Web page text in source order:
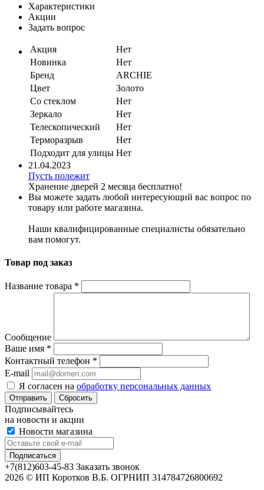
Характеристики
Акции
Задать вопрос
Акция
Нет
Новинка
Нет
Бренд
ARCHIE
Цвет
Золото
Со стеклом
Нет
Зеркало
Нет
Телескопический
Нет
Терморазрыв
Нет
Подходит для улицы Нет
21.04.2023
Пусть полежит
Хранение дверей 2 месяца бесплатно!
Вы можете задать любой интересующий вас вопрос по
товару или работе магазина.
Наши квалифицированные специалисты обязательно
вам помогут.
Товар под заказ
Название товара *
Сообщение
Ваше имя *
Контактный телефон *
E-mail
Я согласен на обработку персональных данных
Сбросить
Подписывайтесь
на новости и акции
Новости магазина
+7(812)603-45-83 Заказать звонок
2026 © ИП Коротков В.Б. ОГРНИП 314784726800692